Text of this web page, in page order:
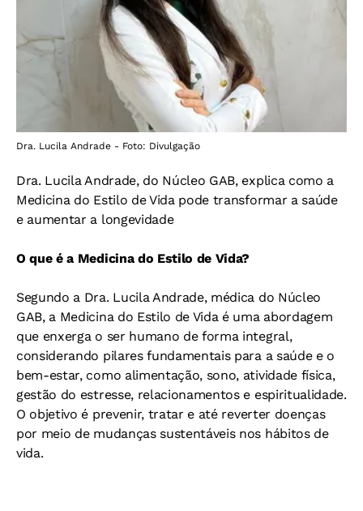
Dra. Lucila Andrade - Foto: Divulgação
Dra. Lucila Andrade, do Núcleo GAB, explica como a
Medicina do Estilo de Vida pode transformar a saúde
e aumentar a longevidade
O que é a Medicina do Estilo de Vida?
Segundo a Dra. Lucila Andrade, médica do Núcleo
GAB, a Medicina do Estilo de Vida é uma abordagem
que enxerga o ser humano de forma integral,
considerando pilares fundamentais para a saúde e o
bem-estar, como alimentação, sono, atividade física,
gestão do estresse, relacionamentos e espiritualidade.
O objetivo é prevenir, tratar e até reverter doenças
por meio de mudanças sustentáveis nos hábitos de
vida.